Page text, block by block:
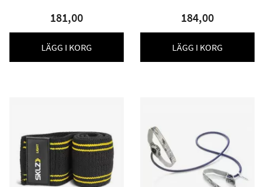
181,00
LÄGG I KORG
184,00
LÄGG I KORG